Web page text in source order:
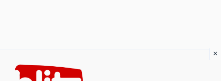
content
×